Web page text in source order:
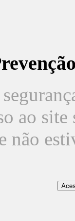
ao
não